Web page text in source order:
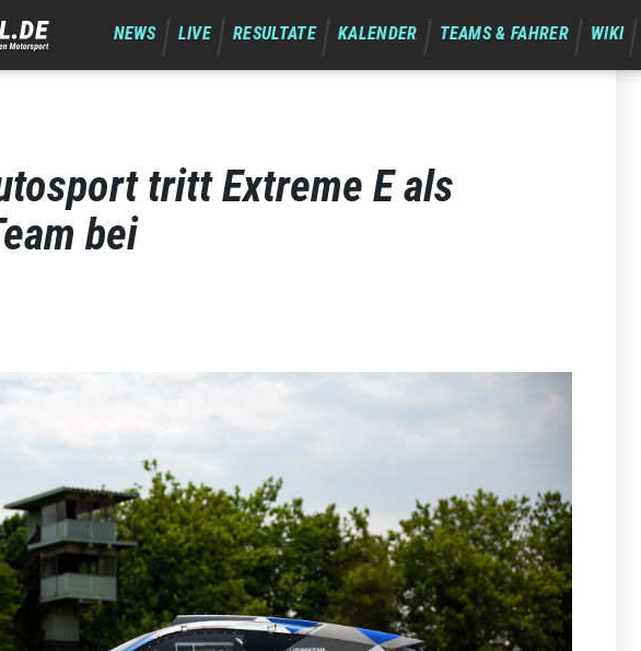
NEWS LIVE RESULTATE KALENDER TEAMS & FAHRER WIKI
tritt Extreme E als
bei